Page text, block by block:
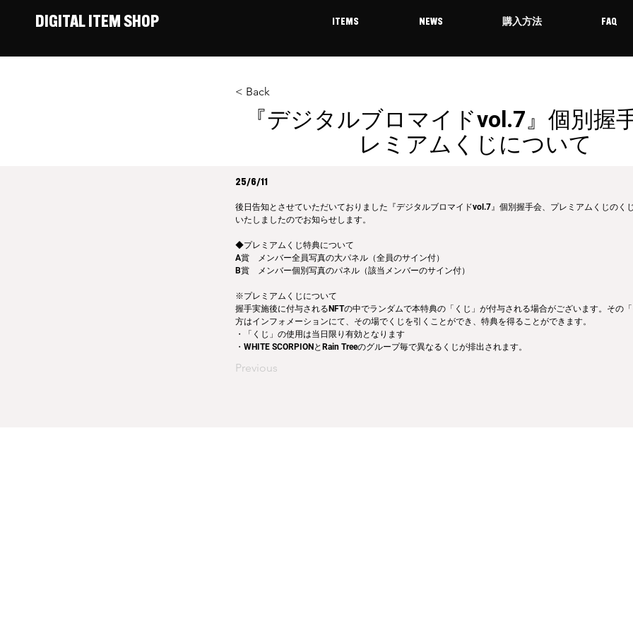
DIGITAL ITEM SHOP ITEMS NEWS 購入方法 FAQ
< Back
『デジタルブロマイドvol.7』個別握
レミアムくじについて
25/6/11
後日告知とさせていただいておりました『デジタルブロマイドvol.7』個別握手会、プレミアムくじのく
いたしましたのでお知らせします。
◆プレミアムくじ特典について
A賞　メンバー全員写真の大パネル（全員のサイン付）
B賞　メンバー個別写真のパネル（該当メンバーのサイン付）
※プレミアムくじについて
握手実施後に付与されるNFTの中でランダムで本特典の「くじ」が付与される場合がございます。その
方はインフォメーションにて、その場でくじを引くことができ、特典を得ることができます。
・「くじ」の使用は当日限り有効となります
・WHITE SCORPIONとRain Treeのグループ毎で異なるくじが排出されます。
Previous